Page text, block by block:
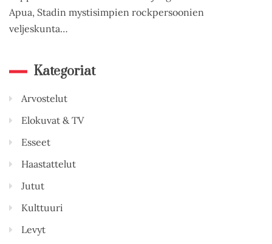
Apua, Stadin mystisimpien rockpersoonien
veljeskunta…
Kategoriat
Arvostelut
Elokuvat & TV
Esseet
Haastattelut
Jutut
Kulttuuri
Levyt